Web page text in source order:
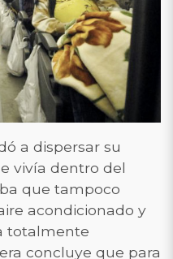
a dispersar su
vivía dentro del
que tampoco
acondicionado y
totalmente
concluye que para